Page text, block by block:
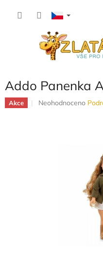
Addo Panenka
Akce
Průměrné
Neohodnoceno